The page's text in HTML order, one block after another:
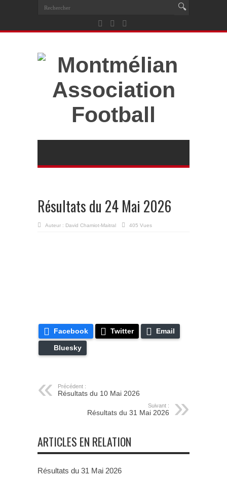
Résultats du 24 Mai 2026
Auteur : David Chamiot-Maitral 405 Vues
Facebook Twitter Email
Bluesky
Précédent :
Résultats du 10 Mai 2026
Suivant :
Résultats du 31 Mai 2026
ARTICLES EN RELATION
Résultats du 31 Mai 2026